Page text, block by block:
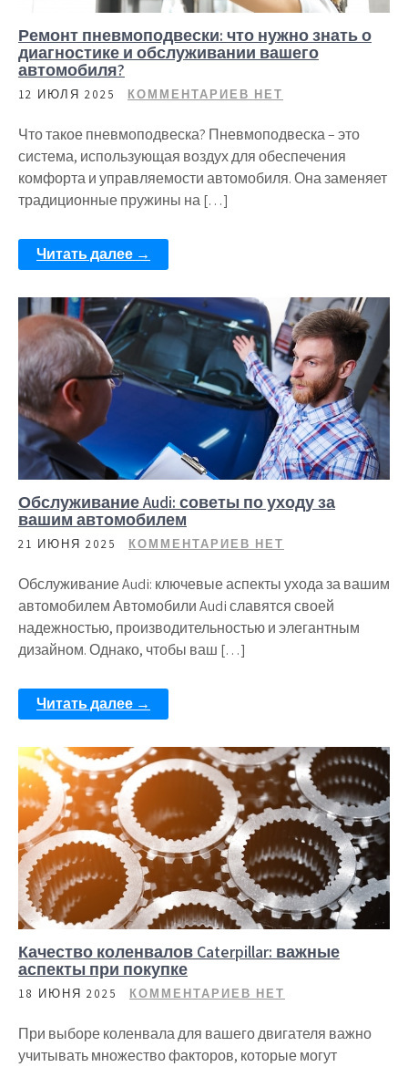
Ремонт пневмоподвески: что нужно знать о
диагностике и обслуживании вашего
автомобиля?
12 ИЮЛЯ 2025 КОММЕНТАРИЕВ НЕТ
Что такое пневмоподвеска? Пневмоподвеска – это
система, использующая воздух для обеспечения
комфорта и управляемости автомобиля. Она заменяет
традиционные пружины на […]
Читать далее →
Обслуживание Audi: советы по уходу за
вашим автомобилем
21 ИЮНЯ 2025 КОММЕНТАРИЕВ НЕТ
Обслуживание Audi: ключевые аспекты ухода за вашим
автомобилем Автомобили Audi славятся своей
надежностью, производительностью и элегантным
дизайном. Однако, чтобы ваш […]
Читать далее →
Качество коленвалов Caterpillar: важные
аспекты при покупке
18 ИЮНЯ 2025 КОММЕНТАРИЕВ НЕТ
При выборе коленвала для вашего двигателя важно
учитывать множество факторов, которые могут